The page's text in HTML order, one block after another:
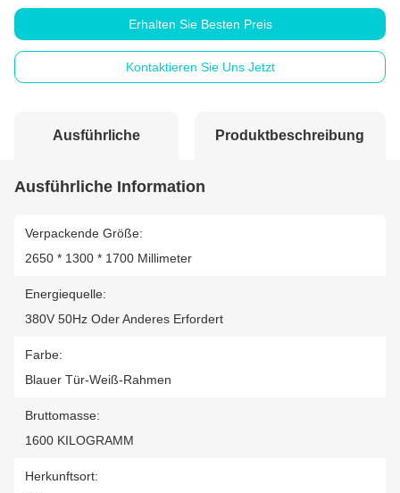
Erhalten Sie Besten Preis
Kontaktieren Sie Uns Jetzt
Ausführliche
Information
Produktbeschreibung
Ausführliche Information
Verpackende Größe:
2650 * 1300 * 1700 Millimeter
Energiequelle:
380V 50Hz Oder Anderes Erfordert
Farbe:
Blauer Tür-Weiß-Rahmen
Bruttomasse:
1600 KILOGRAMM
Herkunftsort: